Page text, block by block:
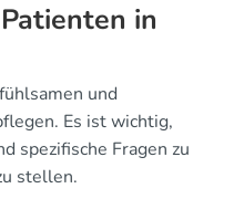
in
und
Es ist wichtig,
spezifische Fragen zu
stellen.